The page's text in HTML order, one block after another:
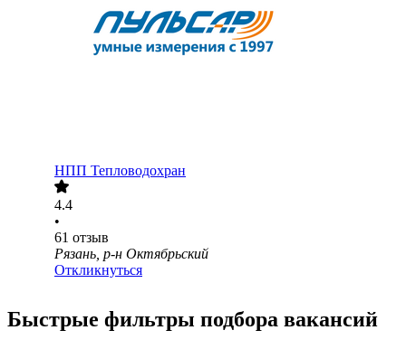
НПП Тепловодохран
4.4
•
61 отзыв
Рязань, р-н Октябрьский
Откликнуться
Быстрые фильтры подбора вакансий